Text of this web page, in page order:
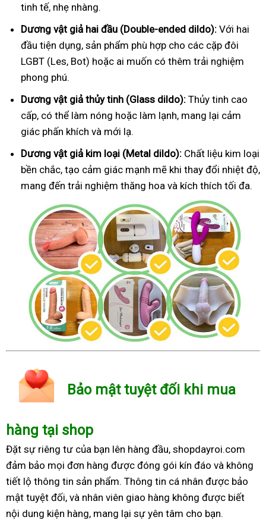
tinh tế, nhẹ nhàng.
Dương vật giả hai đầu (Double-ended dildo): Với hai
đầu tiện dụng, sản phẩm phù hợp cho các cặp đôi
LGBT (Les, Bot) hoặc ai muốn có thêm trải nghiệm
phong phú.
Dương vật giả thủy tinh (Glass dildo): Thủy tinh cao
cấp, có thể làm nóng hoặc làm lạnh, mang lại cảm
giác phấn khích và mới lạ.
Dương vật giả kim loại (Metal dildo): Chất liệu kim loại
bền chắc, tạo cảm giác mạnh mẽ khi thay đổi nhiệt độ,
mang đến trải nghiệm thăng hoa và kích thích tối đa.
Bảo mật tuyệt đối khi mua
hàng tại shop
Đặt sự riêng tư của bạn lên hàng đầu, shopdayroi.com
đảm bảo mọi đơn hàng được đóng gói kín đáo và không
tiết lộ thông tin sản phẩm. Thông tin cá nhân được bảo
mật tuyệt đối, và nhân viên giao hàng không được biết
nội dung kiện hàng, mang lại sự yên tâm cho bạn.